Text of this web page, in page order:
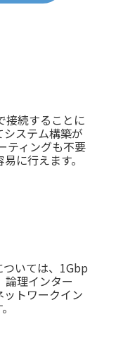
接続することに
ステム構築が
ティングも不要
に行えます。
いては、1Gbp
論理インター
トワークイン